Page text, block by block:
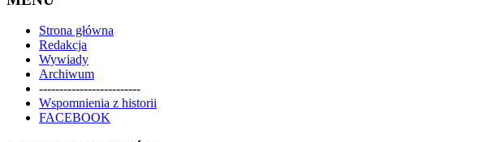
Strona główna
Redakcja
Wywiady
Archiwum
-------------------------
Wspomnienia z historii
FACEBOOK